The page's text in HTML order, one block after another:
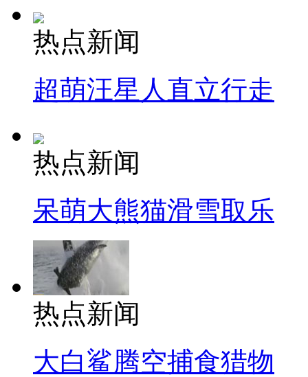
热点新闻
超萌汪星人直立行走
热点新闻
呆萌大熊猫滑雪取乐
热点新闻
大白鲨腾空捕食猎物